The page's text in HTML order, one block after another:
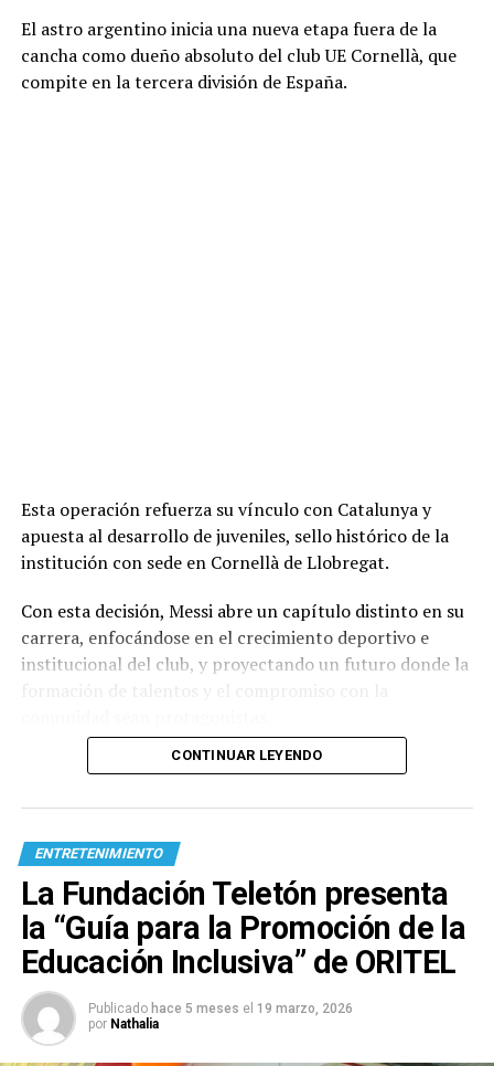
El astro argentino inicia una nueva etapa fuera de la
cancha como dueño absoluto del club UE Cornellà, que
compite en la tercera división de España.
Esta operación refuerza su vínculo con Catalunya y
apuesta al desarrollo de juveniles, sello histórico de la
institución con sede en Cornellà de Llobregat.
Con esta decisión, Messi abre un capítulo distinto en su
carrera, enfocándose en el crecimiento deportivo e
institucional del club, y proyectando un futuro donde la
CONTINUAR LEYENDO
ENTRETENIMIENTO
La Fundación Teletón presenta
la “Guía para la Promoción de la
Educación Inclusiva” de ORITEL
Publicado hace 5 meses el 19 marzo, 2026
por Nathalia